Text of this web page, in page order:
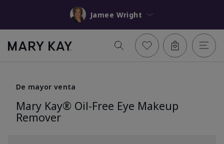
Jamee Wright
De mayor venta
Mary Kay® Oil-Free Eye Makeup
Remover